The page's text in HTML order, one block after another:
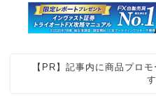
【PR】記事内に商品プロ
す